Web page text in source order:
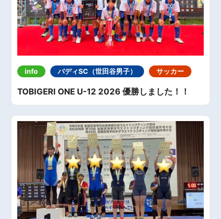
info バディSC（世田谷男子） サッカー
TOBIGERI ONE U-12 2026 優勝しました！！